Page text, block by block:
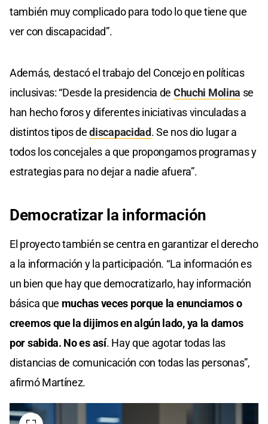
también muy complicado para todo lo que tiene que
ver con discapacidad”.
Además, destacó el trabajo del Concejo en políticas
inclusivas: “Desde la presidencia de Chuchi Molina se
han hecho foros y diferentes iniciativas vinculadas a
distintos tipos dediscapacidad. Se nos dio lugar a
todos los concejales a que propongamos programas y
estrategias para no dejar a nadie afuera”.
Democratizar la información
El proyecto también se centra en garantizar el derecho
a la información y la participación. “La información es
un bien que hay que democratizarlo, hay información
básica que muchas veces porque la enunciamos o
creemos que la dijimos en algún lado, ya la damos
por sabida. No es así. Hay que agotar todas las
distancias de comunicación con todas las personas”,
afirmó Martínez.